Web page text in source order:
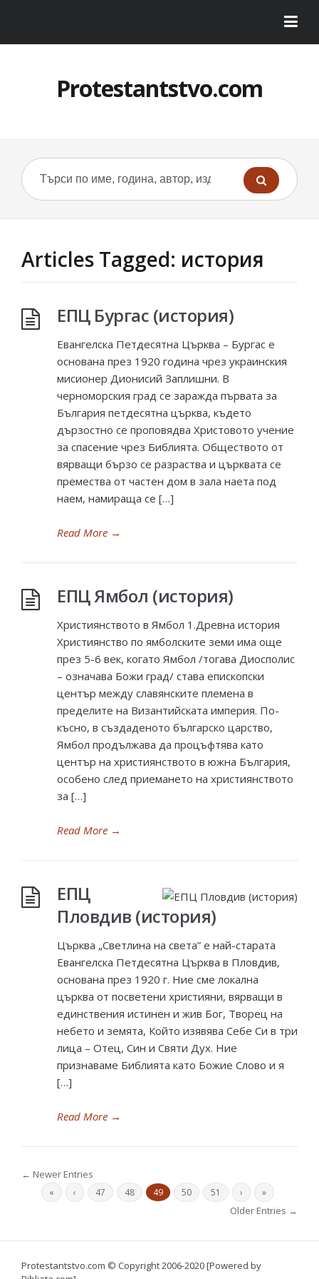
Protestantstvo.com
Articles Tagged: история
ЕПЦ Бургас (история)
Евангелска Петдесятна Църква – Бургас е
основана през 1920 година чрез украинския
мисионер Дионисий Заплишни. В
черноморския град се заражда първата за
България петдесятна църква, където
дързостно се проповядва Христовото учение
за спасение чрез Библията. Обществото от
вярващи бързо се разраства и църквата се
премества от частен дом в зала наета под
наем, намираща се […]
Read More →
ЕПЦ Ямбол (история)
Християнството в Ямбол 1.Древна история
Християнство по ямболските земи има още
през 5-6 век, когато Ямбол /тогава Диосполис
– означава Божи град/ става епископски
център между славянските племена в
пределите на Византийската империя. По-
късно, в създаденото българско царство,
Ямбол продължава да процъфтява като
център на християнството в южна България,
особено след приемането на християнството
за […]
Read More →
ЕПЦ
Пловдив (история)
Църква „Светлина на света” е най-старата
Евангелска Петдесятна Църква в Пловдив,
основана през 1920 г. Ние сме локална
църква от посветени християни, вярващи в
единствения истинен и жив Бог, Творец на
небето и земята, Който изявява Себе Си в три
лица – Отец, Син и Святи Дух. Ние
признаваме Библията като Божие Слово и я
[…]
Read More →
← Newer Entries
« ‹ 47 48 49 50 51 › »
Older Entries →
Protestantstvo.com © Copyright 2006-2020 [Powered by